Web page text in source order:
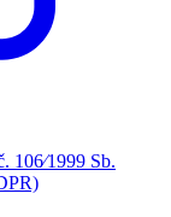
106⁄1999 Sb.